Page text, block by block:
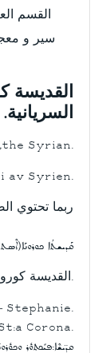
القسم
سير و
القديسة
السريانية.
Syrian.
av Syrien.
ܩܰܕܝܫܬܳܐ
القديسة كورونا(استيفاني) السوريَة ـ السريانية.
Stephanie.
Corona.
ܩܕ̈ܝܫܶܐ:ܦܝܺܟܬܘܽܪ